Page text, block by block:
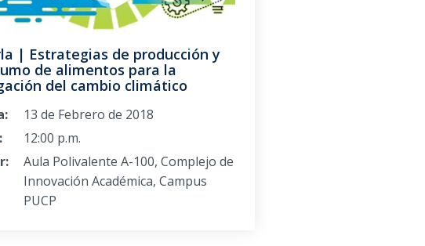
| Estrategias de producción y
de alimentos para la
del cambio climático
13 de Febrero de 2018
12:00 p.m.
Aula Polivalente A-100, Complejo de
Innovación Académica, Campus
PUCP